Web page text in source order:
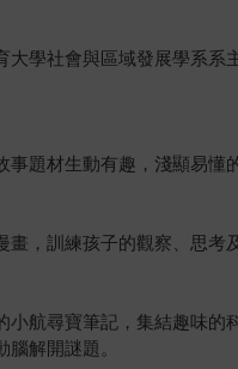
學社會與區域發展學系系
事題材生動有趣，淺顯易懂
畫，訓練孩子的觀察、思考
小航尋寶筆記，集結趣味的
解開謎題。